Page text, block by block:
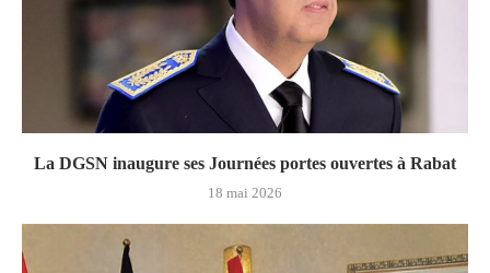
La DGSN inaugure ses Journées portes ouvertes à Rabat
18 mai 2026